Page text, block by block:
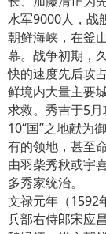
水军9000人，战
朝鲜海峡，在釜
幕。战争初期，
快的速度先后攻
鲜境内大量主要
求救。秀吉于5
10“国”之地献为
有的领地，甚至
由羽柴秀秋或宇
多秀家统治。
文禄元年（1592
兵部右侍郎宋应